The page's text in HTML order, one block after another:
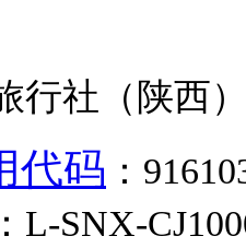
社（陕西）
代码 ：
L-SNX-